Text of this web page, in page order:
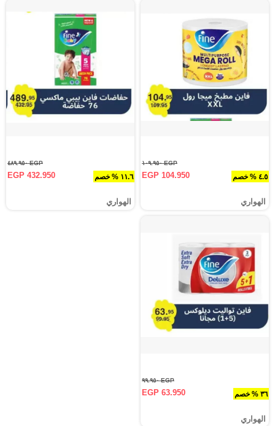
٤.٥ % خصم
EGP ١٠٩.٩٥٠
EGP 104.950
الهواري
١١.٦ % خصم
EGP ٤٨٩.٩٥٠
EGP 432.950
الهواري
٣٦ % خصم
EGP ٩٩.٩٥٠
EGP 63.950
الهواري